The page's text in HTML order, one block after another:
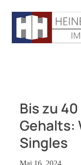
Bis zu
Gehalts:
Singles
Mai 16, 2024